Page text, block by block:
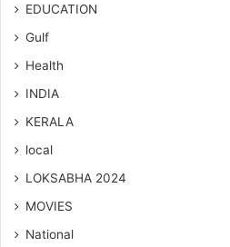
EDUCATION
Gulf
Health
INDIA
KERALA
local
LOKSABHA 2024
MOVIES
National